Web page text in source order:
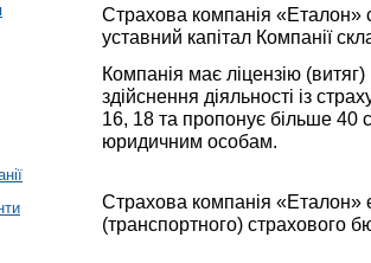
Страхова компанія «Еталон»
уставний капітал Компанії
Компанія має ліцензію
здійснення діяльності із
16, 18 та пропонує більше 40
юридичним особам.
Страхова компанія
(транспортного) страхового